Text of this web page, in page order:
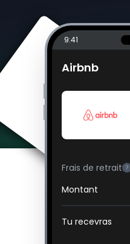
9:41
Airbnb
Frais de retrait ?
Montant
Tu recevras